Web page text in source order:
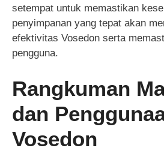
setempat untuk memastikan
penyimpanan yang tepat akan
efektivitas Vosedon serta
pengguna.
Rangkuman
dan
Vosedon